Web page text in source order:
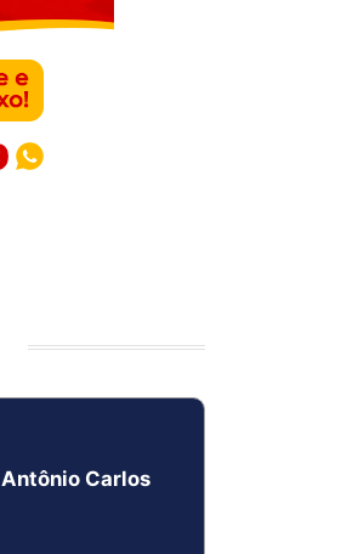
Antônio Carlos